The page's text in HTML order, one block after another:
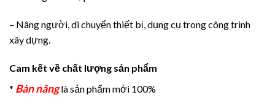
– Nâng người, di chuyển thiết bị, dụng cụ trong công trình
xây dựng.
Cam kết về chất lượng sản phẩm
* Bàn nânglà sản phẩm mới 100%